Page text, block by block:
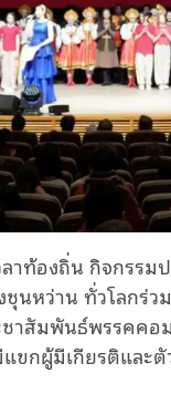
าท้องถิ่น กิจกรร
งชุนหว่าน ทั่วโลก
ชาสัมพันธ์พรรคค
กผู้มีเกียรติและตั